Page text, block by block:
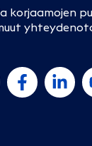
korjaamojen